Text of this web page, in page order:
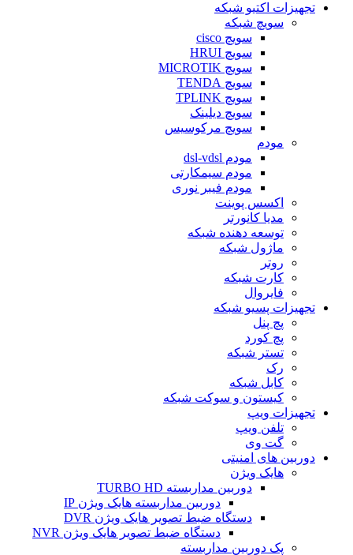
تجهیزات اکتیو شبکه
سویچ شبکه
سویچ cisco
سویچ HRUI
سویچ MICROTIK
سویچ TENDA
سویچ TPLINK
سویچ دیلینک
سویچ مرکوسیس
مودم
مودم dsl-vdsl
مودم سیمکارتی
مودم فیبر نوری
اکسس پوینت
مدیا کانورتر
توسعه دهنده شبکه
ماژول شبکه
روتر
کارت شبکه
فایروال
تجهیزات پسیو شبکه
پچ پنل
پچ کورد
تستر شبکه
رک
کابل شبکه
کیستون و سوکت شبکه
تجهیزات ویپ
تلفن ویپ
گت وی
دوربین های امنیتی
هایک ویژن
دوربین مداربسته TURBO HD
دوربین مداربسته هایک ویژن IP
دستگاه ضبط تصویر هایک ویژن DVR
دستگاه ضبط تصویر هایک ویژن NVR
پک دوربین مداربسته